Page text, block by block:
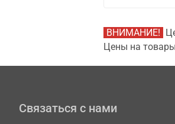
ВНИМАНИЕ!
Цены на товары
Связаться с нами